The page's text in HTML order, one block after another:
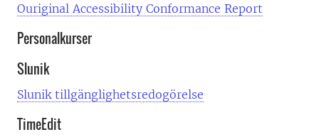
Ouriginal Accessibility Conformance Report
Personalkurser
Slunik
Slunik tillgänglighetsredogörelse
TimeEdit